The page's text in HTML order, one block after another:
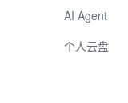
AI Agent
个人云盘